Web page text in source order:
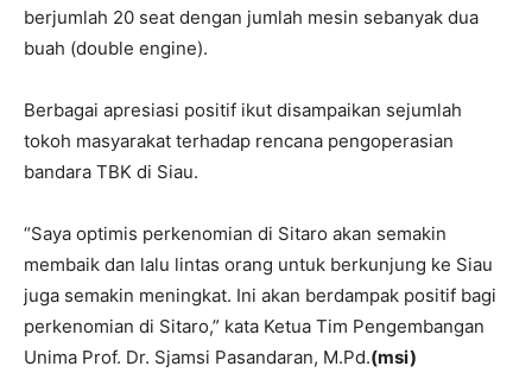
berjumlah 20 seat dengan jumlah mesin sebanyak dua
buah (double engine).
Berbagai apresiasi positif ikut disampaikan sejumlah
tokoh masyarakat terhadap rencana pengoperasian
bandara TBK di Siau.
“Saya optimis perkenomian di Sitaro akan semakin
membaik dan lalu lintas orang untuk berkunjung ke Siau
juga semakin meningkat. Ini akan berdampak positif bagi
perkenomian di Sitaro,” kata Ketua Tim Pengembangan
Unima Prof. Dr. Sjamsi Pasandaran, M.Pd.(msi)